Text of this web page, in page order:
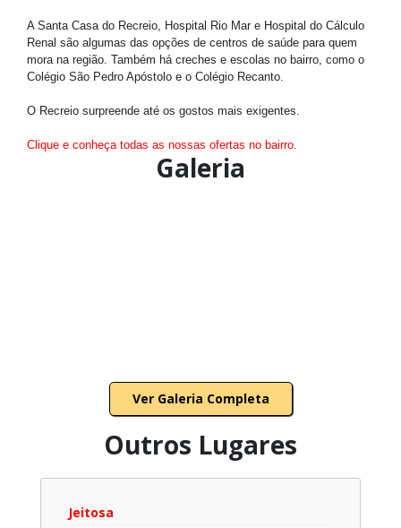
A Santa Casa do Recreio, Hospital Rio Mar e Hospital do Cálculo
Renal são algumas das opções de centros de saúde para quem
mora na região. Também há creches e escolas no bairro, como o
Colégio São Pedro Apóstolo e o Colégio Recanto.
O Recreio surpreende até os gostos mais exigentes.
Clique e conheça todas as nossas ofertas no bairro.
Galeria
Ver Galeria Completa
Outros Lugares
Jeitosa